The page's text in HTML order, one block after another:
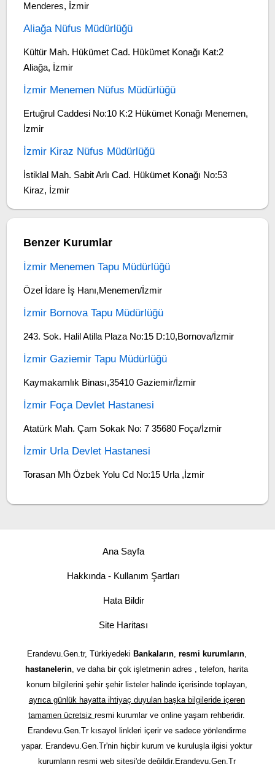
Menderes, İzmir
Aliağa Nüfus Müdürlüğü
Kültür Mah. Hükümet Cad. Hükümet Konağı Kat:2
Aliağa, İzmir
İzmir Menemen Nüfus Müdürlüğü
Ertuğrul Caddesi No:10 K:2 Hükümet Konağı Menemen,
İzmir
İzmir Kiraz Nüfus Müdürlüğü
İstiklal Mah. Sabit Arlı Cad. Hükümet Konağı No:53
Kiraz, İzmir
Benzer Kurumlar
İzmir Menemen Tapu Müdürlüğü
Özel İdare İş Hanı,Menemen/İzmir
İzmir Bornova Tapu Müdürlüğü
243. Sok. Halil Atilla Plaza No:15 D:10,Bornova/İzmir
İzmir Gaziemir Tapu Müdürlüğü
Kaymakamlık Binası,35410 Gaziemir/İzmir
İzmir Foça Devlet Hastanesi
Atatürk Mah. Çam Sokak No: 7 35680 Foça/İzmir
İzmir Urla Devlet Hastanesi
Torasan Mh Özbek Yolu Cd No:15 Urla ,İzmir
Ana Sayfa
Hakkında - Kullanım Şartları
Hata Bildir
Site Haritası
Erandevu.Gen.tr, Türkiyedeki Bankaların, resmi kurumların,
hastanelerin, ve daha bir çok işletmenin adres , telefon, harita
konum bilgilerini şehir şehir listeler halinde içerisinde toplayan,
ayrıca günlük hayatta ihtiyaç duyulan başka bilgileride içeren
tamamen ücretsizresmi kurumlar ve online yaşam rehberidir.
Erandevu.Gen.Tr kısayol linkleri içerir ve sadece yönlendirme
yapar. Erandevu.Gen.Tr'nin hiçbir kurum ve kuruluşla ilgisi yoktur
kurumların resmi web sitesi'de değildir.Erandevu.Gen.Tr